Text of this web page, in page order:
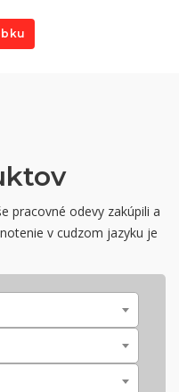
pracovné odevy zakúpili a
v cudzom jazyku je